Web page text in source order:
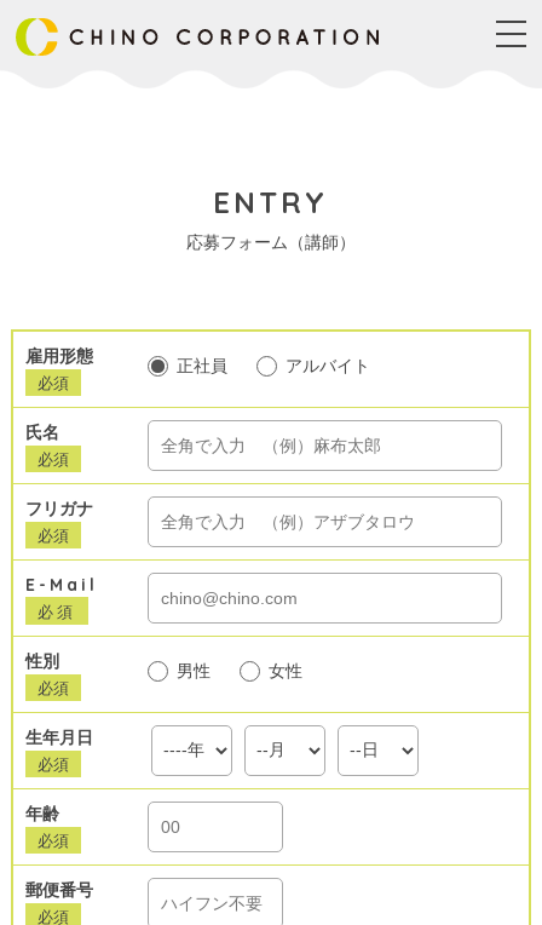
ENTRY
応募フォーム（講師）
雇用形態
必須
正社員 アルバイト
氏名
必須
フリガナ
必須
E-Mail
必須
性別
必須
男性 女性
生年月日
必須
年齢
必須
郵便番号
必須